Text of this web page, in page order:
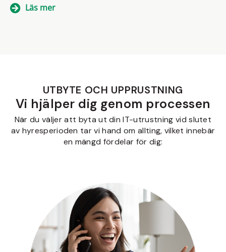
Läs mer
UTBYTE OCH UPPRUSTNING
Vi hjälper dig genom processen
När du väljer att byta ut din IT-utrustning vid slutet
av hyresperioden tar vi hand om allting, vilket innebär
en mängd fördelar för dig: